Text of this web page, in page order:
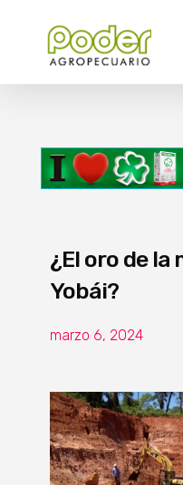
¿El oro de la
Yobái?
marzo 6, 2024